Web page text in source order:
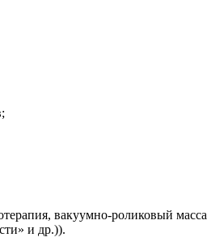
вакуумно-роликовый
и др.)).